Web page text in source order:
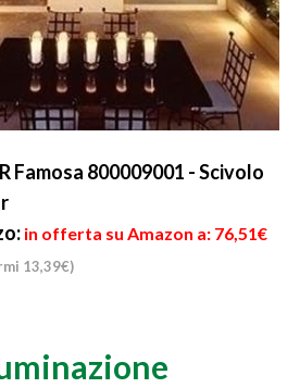
Famosa 800009001 - Scivolo
in offerta su Amazon a: 76,51€
13,39€)